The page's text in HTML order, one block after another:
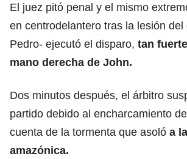
El juez pitó penal y el mismo
en centrodelantero tras la lesión del
Pedro- ejecutó el disparo, tan
mano derecha de John.
Dos minutos después, el árbitro
partido debido al encharcamiento
cuenta de la tormenta que asoló a
amazónica.